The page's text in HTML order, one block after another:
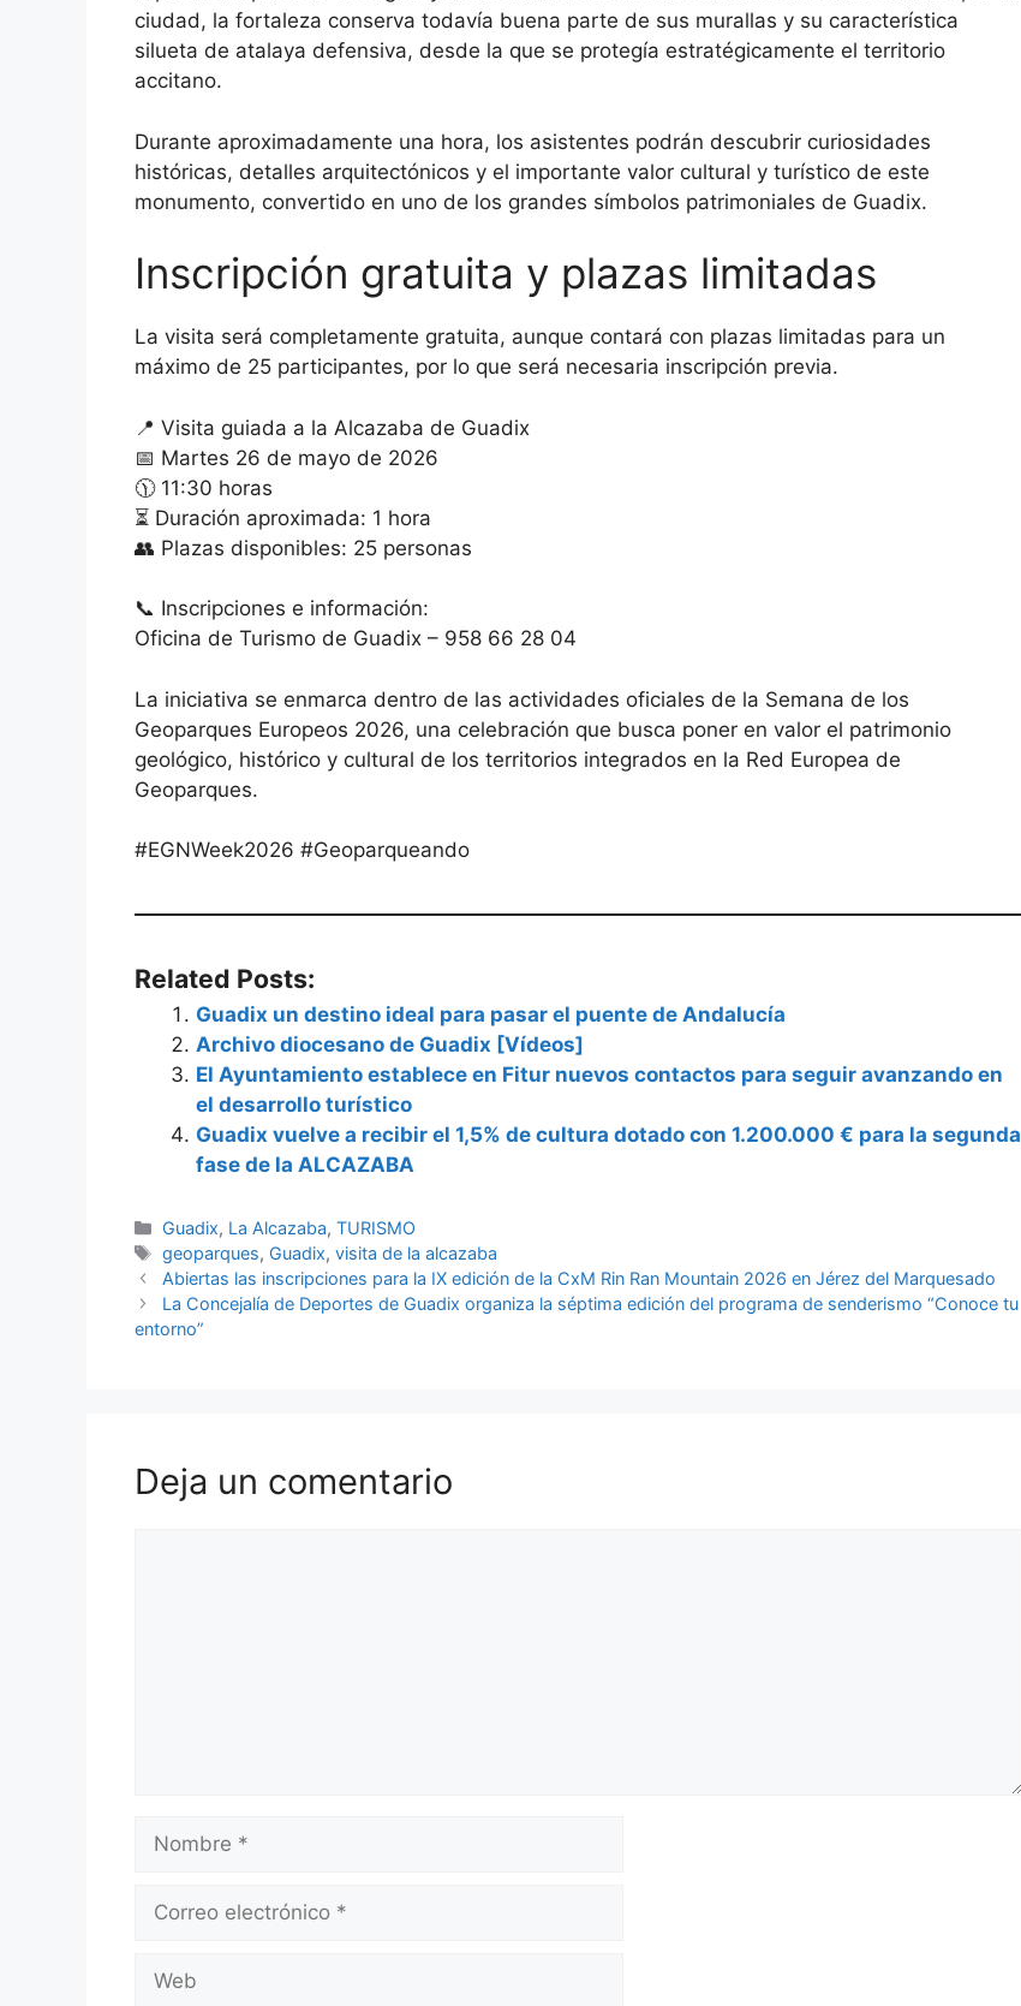
ciudad, la fortaleza conserva todavía buena parte de sus murallas y su característica
silueta de atalaya defensiva, desde la que se protegía estratégicamente el territorio
accitano.
Durante aproximadamente una hora, los asistentes podrán descubrir curiosidades
históricas, detalles arquitectónicos y el importante valor cultural y turístico de este
monumento, convertido en uno de los grandes símbolos patrimoniales de Guadix.
Inscripción gratuita y plazas limitadas
La visita será completamente gratuita, aunque contará con plazas limitadas para un
máximo de 25 participantes, por lo que será necesaria inscripción previa.
📍 Visita guiada a la Alcazaba de Guadix
📅 Martes 26 de mayo de 2026
🕦 11:30 horas
⏳ Duración aproximada: 1 hora
👥 Plazas disponibles: 25 personas
📞 Inscripciones e información:
Oficina de Turismo de Guadix – 958 66 28 04
La iniciativa se enmarca dentro de las actividades oficiales de la Semana de los
Geoparques Europeos 2026, una celebración que busca poner en valor el patrimonio
geológico, histórico y cultural de los territorios integrados en la Red Europea de
Geoparques.
#EGNWeek2026 #Geoparqueando
Related Posts:
Guadix un destino ideal para pasar el puente de Andalucía
Archivo diocesano de Guadix [Vídeos]
El Ayuntamiento establece en Fitur nuevos contactos para seguir avanzando en
el desarrollo turístico
Guadix vuelve a recibir el 1,5% de cultura dotado con 1.200.000 € para la segunda
fase de la ALCAZABA
Categorías
Guadix, La Alcazaba,TURISMO
Etiquetas
geoparques, Guadix,visita de la alcazaba
Abiertas las inscripciones para la IX edición de la CxM Rin Ran Mountain 2026 en Jérez del Marquesado
La Concejalía de Deportes de Guadix organiza la séptima edición del programa de senderismo “Conoce tu
entorno”
Deja un comentario
Nombre
Correo
Web